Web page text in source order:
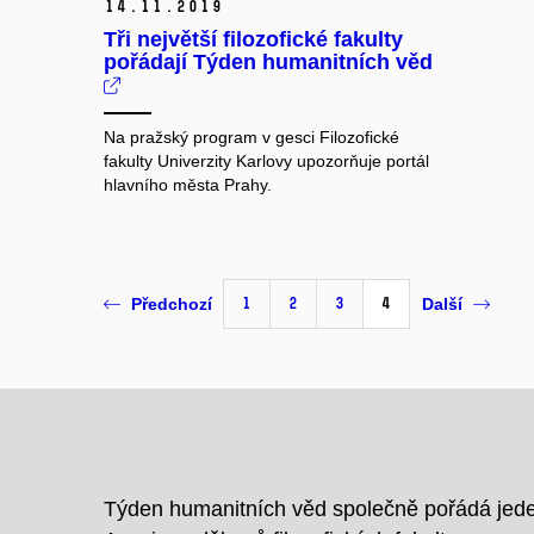
14. 11. 2019
Tři největší filozofické fakulty
pořádají Týden humanitních věd
Na pražský program v gesci Filozofické
fakulty Univerzity Karlovy upozorňuje portál
hlavního města Prahy.
Předchozí 1 2 3 4 Další
Týden humanitních věd společně pořádá